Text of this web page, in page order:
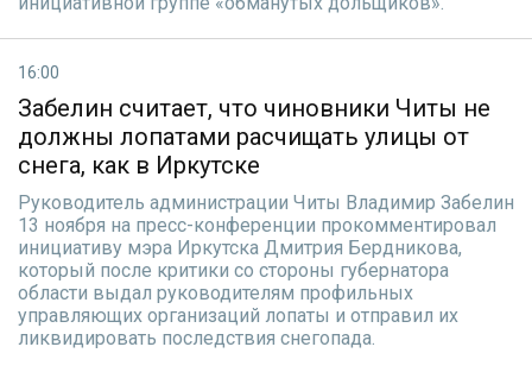
16:00
Забелин считает, что чиновники Читы не
должны лопатами расчищать улицы от
снега, как в Иркутске
Руководитель администрации Читы Владимир Забелин
13 ноября на пресс-конференции прокомментировал
инициативу мэра Иркутска Дмитрия Бердникова,
который после критики со стороны губернатора
области выдал руководителям профильных
управляющих организаций лопаты и отправил их
ликвидировать последствия снегопада.